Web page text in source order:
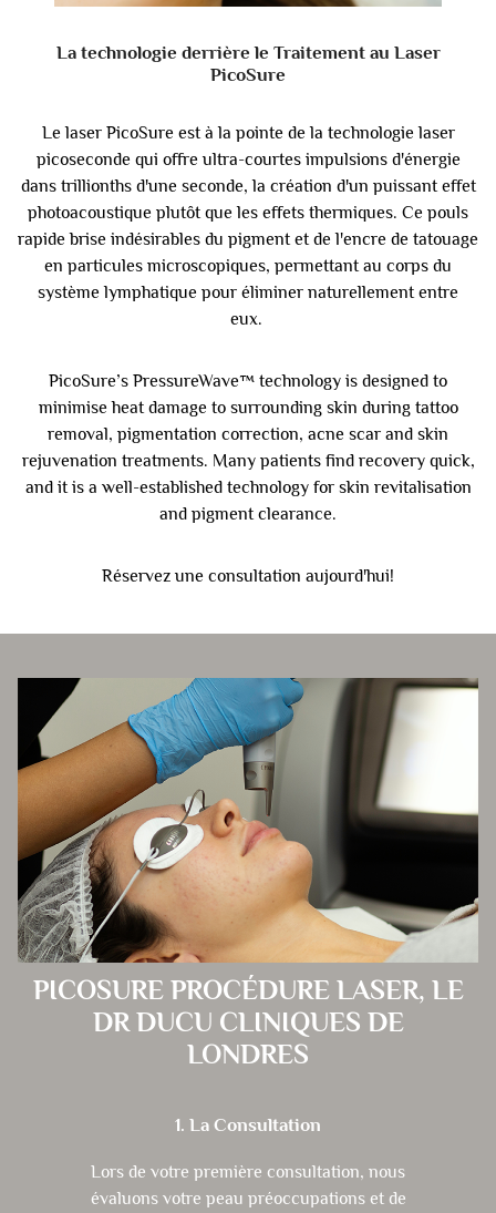
La technologie derrière le Traitement au Laser
PicoSure
Le laser PicoSure est à la pointe de la technologie laser
picoseconde qui offre ultra-courtes impulsions d'énergie
dans trillionths d'une seconde, la création d'un puissant effet
photoacoustique plutôt que les effets thermiques. Ce pouls
rapide brise indésirables du pigment et de l'encre de tatouage
en particules microscopiques, permettant au corps du
système lymphatique pour éliminer naturellement entre
eux.
PicoSure’s PressureWave™ technology is designed to
minimise heat damage to surrounding skin during tattoo
removal, pigmentation correction, acne scar and skin
rejuvenation treatments. Many patients find recovery quick,
and it is a well-established technology for skin revitalisation
and pigment clearance.
Réservez une consultation aujourd'hui!
PICOSURE PROCÉDURE LASER, LE
DR DUCU CLINIQUES DE
LONDRES
1. La Consultation
Lors de votre première consultation, nous
évaluons votre peau préoccupations et de